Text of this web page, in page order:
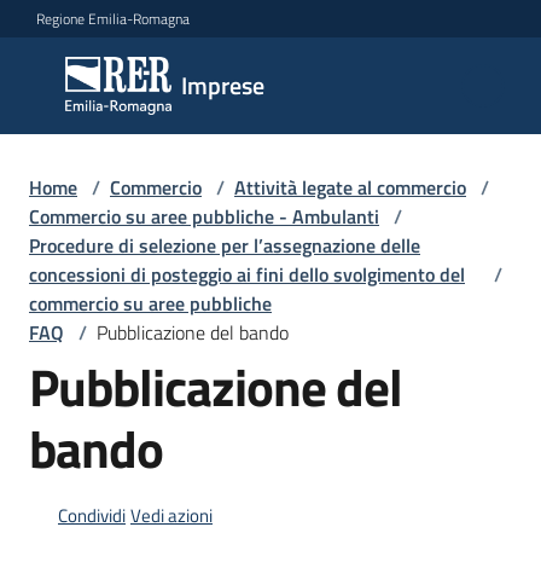
Vai al contenuto
Vai alla navigazione
Vai al footer
Regione Emilia-Romagna
Imprese
Imprese
Argomenti
Novità
Servizi
Leggi
Atti
Bandi
Home / Commercio / Attività legate al commercio /
Commercio su aree pubbliche - Ambulanti /
Procedure di selezione per l’assegnazione delle
concessioni di posteggio ai fini dello svolgimento del
commercio su aree pubbliche
/
FAQ / Pubblicazione del bando
Pubblicazione del
bando
CondividiVedi azioni